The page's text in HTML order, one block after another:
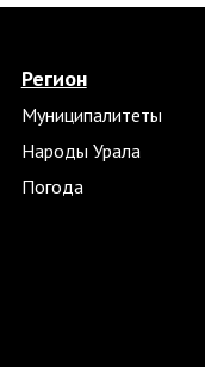
Регион
Муниципалитеты
Народы Урала
Погода